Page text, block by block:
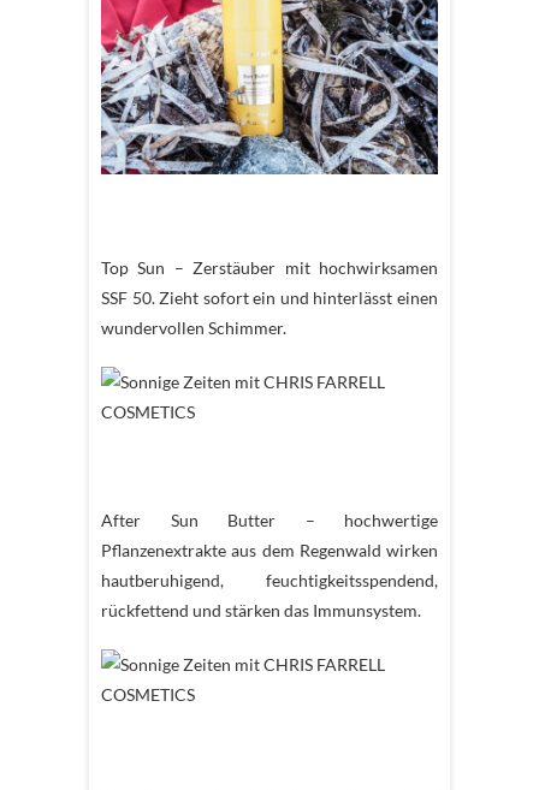
Top Sun – Zerstäuber mit hochwirksamen
SSF 50. Zieht sofort ein und hinterlässt einen
wundervollen Schimmer.
After Sun Butter – hochwertige
Pflanzenextrakte aus dem Regenwald wirken
hautberuhigend, feuchtigkeitsspendend,
rückfettend und stärken das Immunsystem.